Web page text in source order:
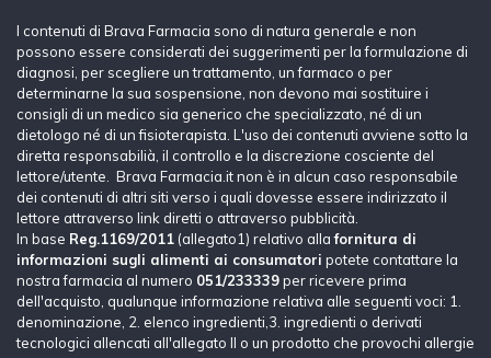
I contenuti di Brava Farmacia sono di natura generale e non
possono essere considerati dei suggerimenti per la formulazione di
diagnosi, per scegliere un trattamento, un farmaco o per
determinarne la sua sospensione, non devono mai sostituire i
consigli di un medico sia generico che specializzato, né di un
dietologo né di un fisioterapista. L'uso dei contenuti avviene sotto la
diretta responsabilià, il controllo e la discrezione cosciente del
lettore/utente. Brava Farmacia.it non è in alcun caso responsabile
dei contenuti di altri siti verso i quali dovesse essere indirizzato il
lettore attraverso link diretti o attraverso pubblicità.
In base Reg.1169/2011 (allegato1) relativo allafornitura di
informazioni sugli alimenti ai consumatori potete contattare la
nostra farmacia al numero 051/233339per ricevere prima
dell'acquisto, qualunque informazione relativa alle seguenti voci: 1.
denominazione, 2. elenco ingredienti,3. ingredienti o derivati
tecnologici allencati all'allegato II o un prodotto che provochi allergie